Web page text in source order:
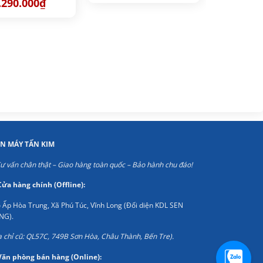
₫
MÁY TẤN KIM
vấn chân thật – Giao hàng toàn quốc – Bảo hành chu đáo!
hàng chính (Offline):
Ấp Hòa Trung, Xã Phú Túc, Vĩnh Long (Đối diện KDL SEN
chỉ cũ: QL57C, 749B Sơn Hòa, Châu Thành, Bến Tre).
phòng bán hàng (Online):